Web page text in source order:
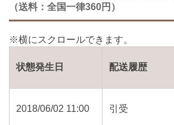
（送料：全国一律360円）
状態発生日 配送履歴
2018/06/02 11:00 引受